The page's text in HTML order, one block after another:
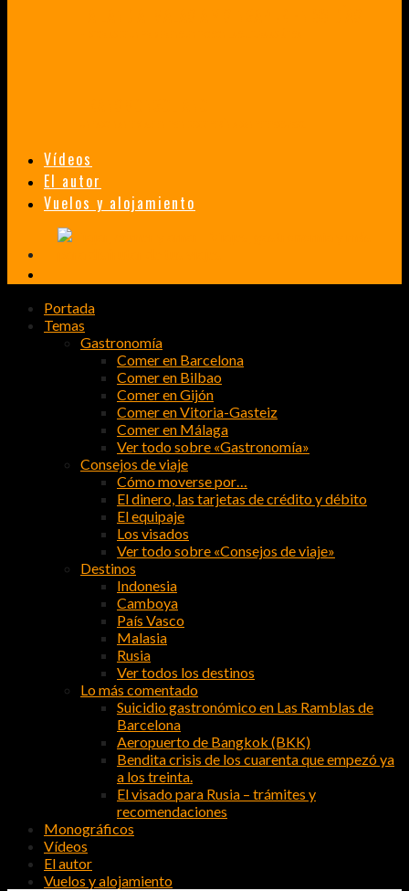
Vídeos
El autor
Vuelos y alojamiento
Portada
Temas
Gastronomía
Comer en Barcelona
Comer en Bilbao
Comer en Gijón
Comer en Vitoria-Gasteiz
Comer en Málaga
Ver todo sobre «Gastronomía»
Consejos de viaje
Cómo moverse por…
El dinero, las tarjetas de crédito y débito
El equipaje
Los visados
Ver todo sobre «Consejos de viaje»
Destinos
Indonesia
Camboya
País Vasco
Malasia
Rusia
Ver todos los destinos
Lo más comentado
Suicidio gastronómico en Las Ramblas de
Barcelona
Aeropuerto de Bangkok (BKK)
Bendita crisis de los cuarenta que empezó ya
a los treinta.
El visado para Rusia – trámites y
recomendaciones
Monográficos
Vídeos
El autor
Vuelos y alojamiento